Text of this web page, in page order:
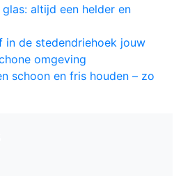
altijd een helder en
in de stedendriehoek jouw
omgeving
schoon en fris houden – zo